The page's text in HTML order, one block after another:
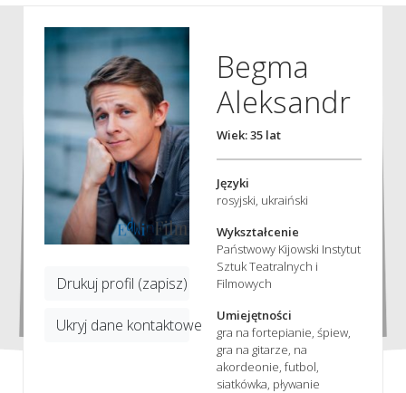
Drukuj profil (zapisz)
Ukryj dane kontaktowe
Begma
Aleksandr
Wiek: 35 lat
Języki
rosyjski, ukraiński
Wykształcenie
Państwowy Kijowski Instytut
Sztuk Teatralnych i
Filmowych
Umiejętności
gra na fortepianie, śpiew,
gra na gitarze, na
akordeonie, futbol,
siatkówka, pływanie